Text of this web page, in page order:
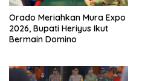
Orado Meriahkan Mura Expo
2026, Bupati Heriyus Ikut
Bermain Domino